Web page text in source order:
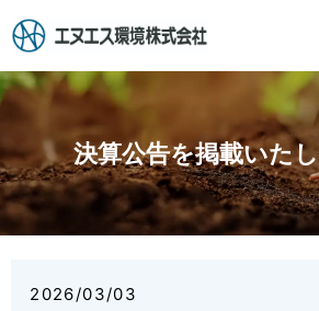
決算公告を掲載いた
2026/03/03